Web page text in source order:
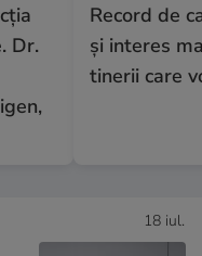
Dr.
Record de
și interes
tinerii care
18 iul.